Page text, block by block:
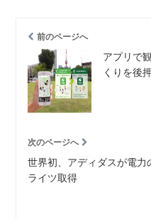
前のページへ
アプリで
くりを後
次のページへ
世界初、アディダスが電力
ライツ取得